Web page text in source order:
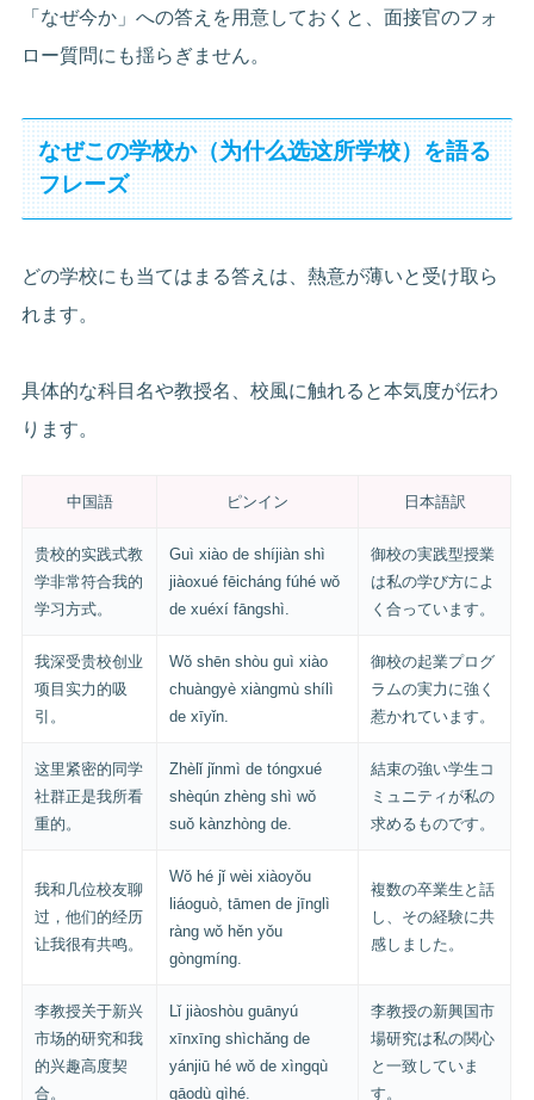
「なぜ今か」への答えを用意しておくと、面接官のフォ
ロー質問にも揺らぎません。
なぜこの学校か（为什么选这所学校）を語る
フレーズ
どの学校にも当てはまる答えは、熱意が薄いと受け取ら
れます。
具体的な科目名や教授名、校風に触れると本気度が伝わ
ります。
中国語 ピンイン 日本語訳
贵校的实践式教
学非常符合我的
学习方式。
Guì xiào de shíjiàn shì
jiàoxué fēicháng fúhé wǒ
de xuéxí fāngshì.
御校の実践型授業
は私の学び方によ
く合っています。
我深受贵校创业
项目实力的吸
引。
Wǒ shēn shòu guì xiào
chuàngyè xiàngmù shílì
de xīyǐn.
御校の起業プログ
ラムの実力に強く
惹かれています。
这里紧密的同学
社群正是我所看
重的。
Zhèlǐ jǐnmì de tóngxué
shèqún zhèng shì wǒ
suǒ kànzhòng de.
結束の強い学生コ
ミュニティが私の
求めるものです。
我和几位校友聊
过，他们的经历
让我很有共鸣。
Wǒ hé jǐ wèi xiàoyǒu
liáoguò, tāmen de jīnglì
ràng wǒ hěn yǒu
gòngmíng.
複数の卒業生と話
し、その経験に共
感しました。
李教授关于新兴
市场的研究和我
的兴趣高度契
合。
Lǐ jiàoshòu guānyú
xīnxīng shìchǎng de
yánjiū hé wǒ de xìngqù
gāodù qìhé.
李教授の新興国市
場研究は私の関心
と一致していま
す。